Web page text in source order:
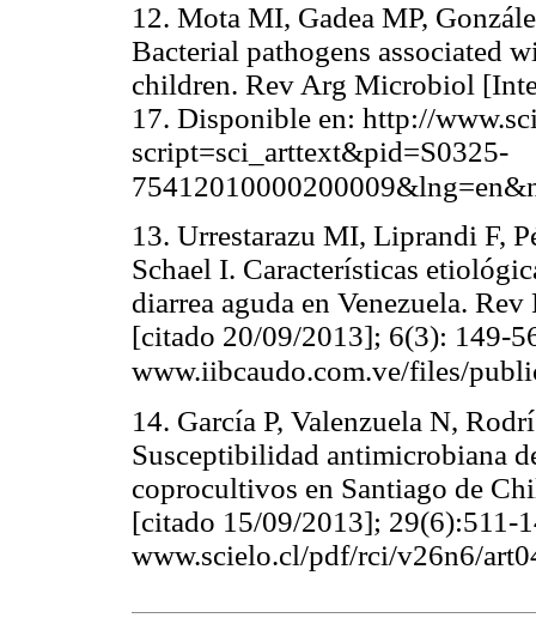
12. Mota MI, Gadea MP,
Bacterial pathogens associated
children. Rev Arg Microbiol
17. Disponible en: http://
script=sci_arttext&pid=S0325-
13. Urrestarazu MI, Liprandi F,
Schael I. Características
diarrea aguda en Venezuela.
[citado 20/09/2013]; 6(3): 149-
www.iibcaudo.com.ve/files/
14. García P, Valenzuela N,
Susceptibilidad antimicrobiana
coprocultivos en Santiago de
[citado 15/09/2013];
www.scielo.cl/pdf/rci/v26n6/